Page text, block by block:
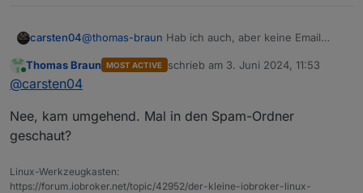
carsten04@thomas-braun Hab ich auch, aber keine Email
erfolgreich. Musstest Du länger warten?
Online
Thomas Braun MOST ACTIVE schrieb am 3. Juni 2024, 11:53
zuletzt editiert von
@carsten04
Nee, kam umgehend. Mal in den Spam-Ordner
geschaut?
Linux-Werkzeugkasten:
https://forum.iobroker.net/topic/42952/der-kleine-iobroker-linux-